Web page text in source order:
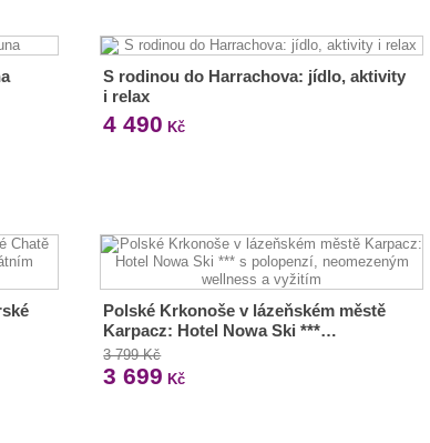
S rodinou do Harrachova: jídlo, aktivity
i relax
4 490 Kč
Polské Krkonoše v lázeňském městě
Karpacz: Hotel Nowa Ski ***…
3 799 Kč
3 699 Kč